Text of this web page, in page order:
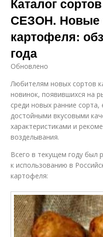
СЕЗОН. Новые
картофеля:
года
Обновлено
Любителям новых сортов
новинок, появившихся на
среди новых ранние сорта,
достойными вкусовыми
характеристиками и
возделывания.
Всего в текущем году был
к использованию в
картофеля: